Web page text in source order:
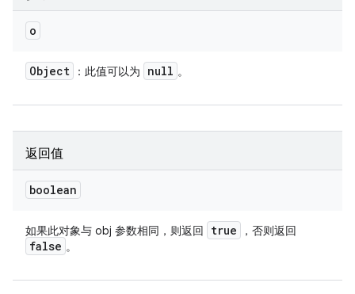
o
Object ：此值可以为 null 。
返回值
boolean
如果此对象与 obj 参数相同，则返回 true ，否则返回
false 。